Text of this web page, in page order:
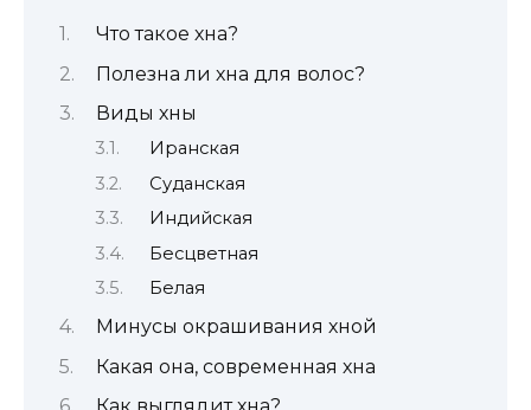
Что такое хна?
Полезна ли хна для волос?
Виды хны
Иранская
Суданская
Индийская
Бесцветная
Белая
Минусы окрашивания хной
Какая она, современная хна